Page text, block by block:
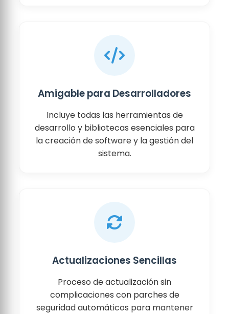
Amigable para Desarrolladores
Incluye todas las herramientas de
desarrollo y bibliotecas esenciales para
la creación de software y la gestión del
sistema.
Actualizaciones Sencillas
Proceso de actualización sin
complicaciones con parches de
seguridad automáticos para mantener